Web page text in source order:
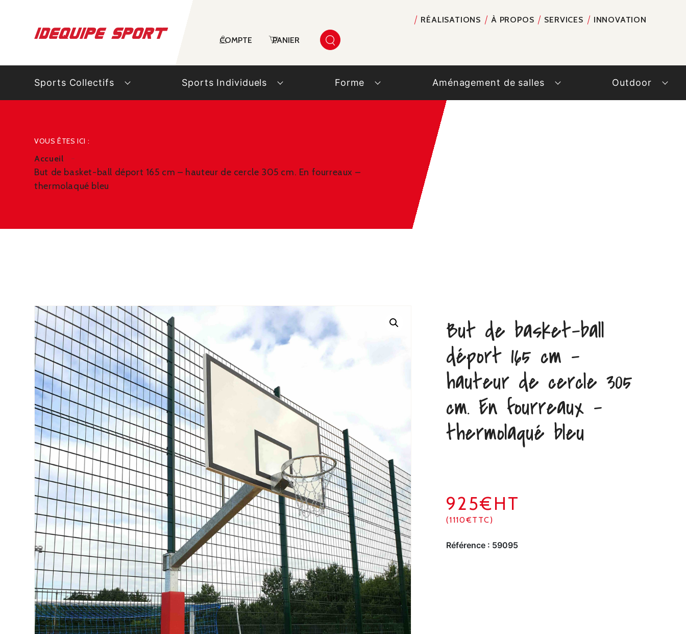
RÉALISATIONS À PROPOS SERVICES INNOVATION
COMPTE PANIER
Sports Collectifs Sports Individuels Forme Aménagement de salles Outdoor
VOUS ÊTES ICI :
Accueil
But de basket-ball déport 165 cm – hauteur de cercle 305 cm. En fourreaux –
thermolaqué bleu
But de basket-ball
déport 165 cm –
hauteur de cercle 305
cm. En fourreaux –
thermolaqué bleu
925€HT
(1110€TTC)
Référence : 59095